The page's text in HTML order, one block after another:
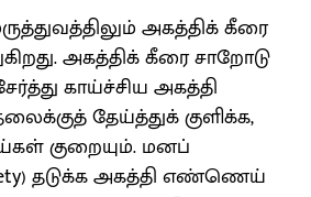
அகத்திக் கீரை
அகத்திக் கீரை சாறோடு
காய்ச்சிய அகத்தி
தேய்த்துக் குளிக்க,
குறையும். மனப்
தடுக்க அகத்தி எண்ணெய்